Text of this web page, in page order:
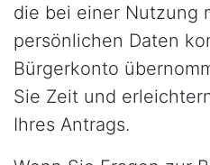
die bei einer Nutzung
persönlichen Daten
Bürgerkonto
Sie Zeit und
Ihres Antrags.